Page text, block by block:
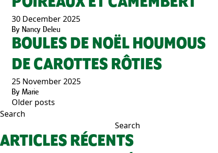
30 December 2025
By Nancy Deleu
BOULES DE NOËL HOUMOUS
DE CAROTTES RÔTIES
25 November 2025
By Marie
POSTS
NAVIGATION
Older posts
Search
Search
ARTICLES RÉCENTS